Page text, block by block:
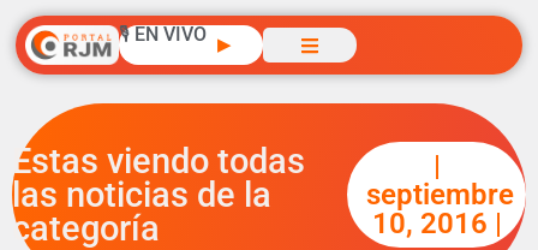
🎙️ EN VIVO ▶
Estas viendo todas
las noticias de la
categoría
|
septiembre
10, 2016 |